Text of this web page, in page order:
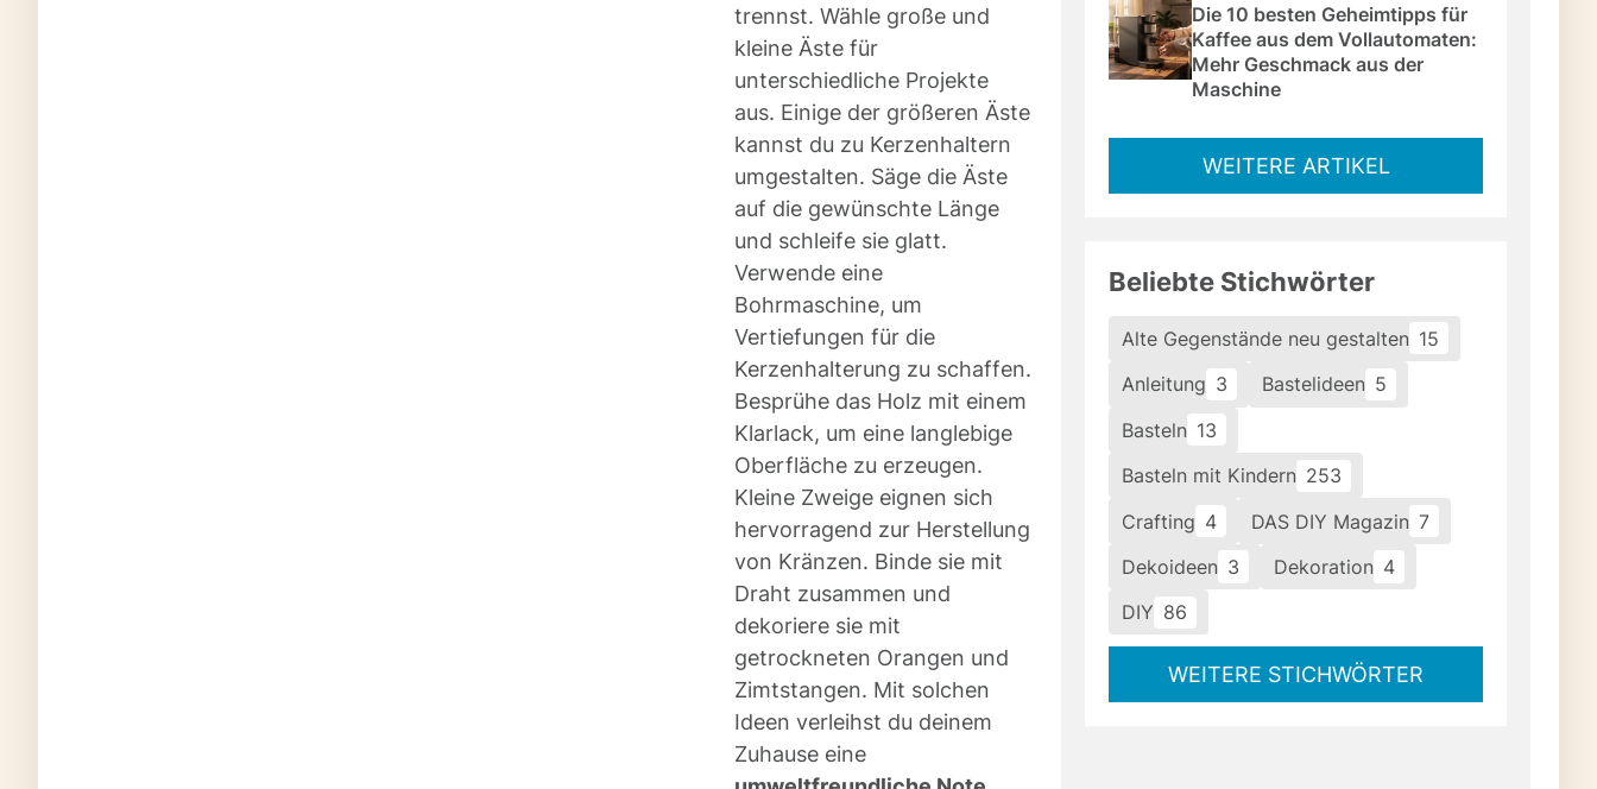
trennst. Wähle große und
kleine Äste für
unterschiedliche Projekte
aus. Einige der größeren Äste
kannst du zu Kerzenhaltern
umgestalten. Säge die Äste
auf die gewünschte Länge
und schleife sie glatt.
Verwende eine
Bohrmaschine, um
Vertiefungen für die
Kerzenhalterung zu schaffen.
Besprühe das Holz mit einem
Klarlack, um eine langlebige
Oberfläche zu erzeugen.
Kleine Zweige eignen sich
hervorragend zur Herstellung
von Kränzen. Binde sie mit
Draht zusammen und
dekoriere sie mit
getrockneten Orangen und
Zimtstangen. Mit solchen
Ideen verleihst du deinem
Zuhause eine
Die 10 besten Geheimtipps für
Kaffee aus dem Vollautomaten:
Mehr Geschmack aus der
Maschine
WEITERE ARTIKEL
Beliebte Stichwörter
Alte Gegenstände neu gestalten 15
Anleitung 3 Bastelideen 5
Basteln 13
Basteln mit Kindern 253
Crafting 4 DAS DIY Magazin 7
Dekoideen 3 Dekoration 4
DIY 86
WEITERE STICHWÖRTER